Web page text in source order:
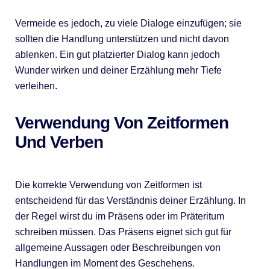
Vermeide es jedoch, zu viele Dialoge einzufügen; sie
sollten die Handlung unterstützen und nicht davon
ablenken. Ein gut platzierter Dialog kann jedoch
Wunder wirken und deiner Erzählung mehr Tiefe
verleihen.
Verwendung Von Zeitformen
Und Verben
Die korrekte Verwendung von Zeitformen ist
entscheidend für das Verständnis deiner Erzählung. In
der Regel wirst du im Präsens oder im Präteritum
schreiben müssen. Das Präsens eignet sich gut für
allgemeine Aussagen oder Beschreibungen von
Handlungen im Moment des Geschehens.